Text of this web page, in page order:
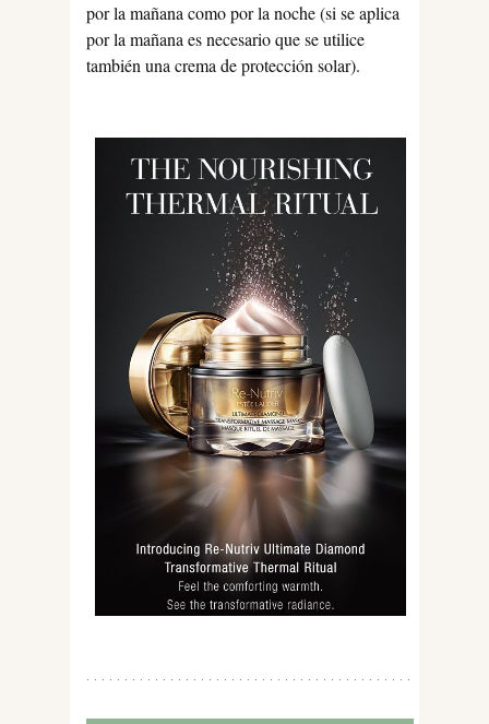
por la mañana como por la noche (si se aplica
por la mañana es necesario que se utilice
también una crema de protección solar).